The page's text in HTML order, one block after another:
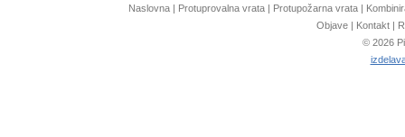
Naslovna | Protuprovalna vrata | Protupožarna vrata |
Objave| Kontakt|
© 2026